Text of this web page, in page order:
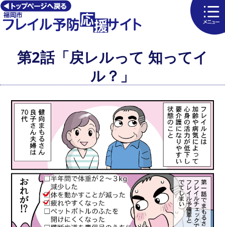
第2話「戻レルって 知ってイ
ル？」